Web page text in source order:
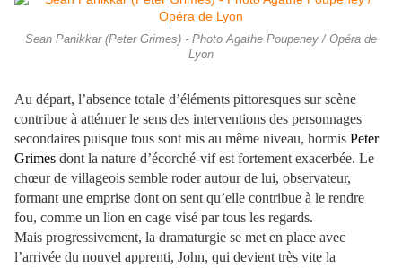
Sean Panikkar (Peter Grimes) - Photo Agathe Poupeney / Opéra de
Lyon
Au départ, l’absence totale d’éléments pittoresques sur scène
contribue à atténuer le sens des interventions des personnages
secondaires puisque tous sont mis au même niveau, hormis Peter
Grimes dont la nature d’écorché-vif est fortement exacerbée. Le
chœur de villageois semble roder autour de lui, observateur,
formant une emprise dont on sent qu’elle contribue à le rendre
fou, comme un lion en cage visé par tous les regards.
Mais progressivement, la dramaturgie se met en place avec
l’arrivée du nouvel apprenti, John, qui devient très vite la